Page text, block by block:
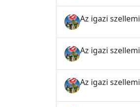
Az igazi
Az igazi
Az igazi